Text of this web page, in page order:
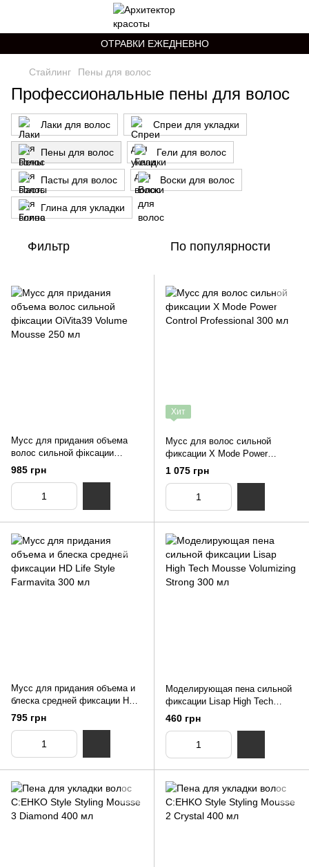
ОТРАВКИ ЕЖЕДНЕВНО
Стайлинг Пены для волос
Профессиональные пены для волос
Лаки для волос Спреи для укладки
Пены для волос Гели для волос
Пасты для волос Воски для волос
Глина для укладки
Фильтр По популярности
Мусс для придания объема
волос сильной фіксации
OiVita39 Volume Mousse 250
985 грн
Хит
Мусс для волос сильной
фиксации X Mode Power
Control Professional 300 мл
1 075 грн
Мусc для придания объема и
блеска средней фиксации HD
Life Style Farmavita 300 мл
795 грн
Моделирующая пена сильной
фиксации Lisap High Tech
Mousse Volumizing Strong 300
460 грн